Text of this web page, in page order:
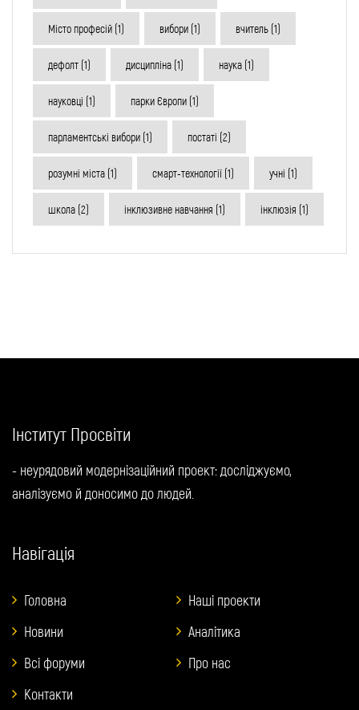
Місто професій (1) вибори (1) вчитель (1)
дефолт (1) дисципліна (1) наука (1)
науковці (1) парки Європи (1)
парламентські вибори (1) постаті (2)
розумні міста (1) смарт-технології (1) учні (1)
школа (2) інклюзивне навчання (1) інклюзія (1)
Інститут Просвіти
- неурядовий модернізаційний проект: досліджуємо,
аналізуємо й доносимо до людей.
Навігація
Головна
Наші проекти
Новини
Аналітика
Всі форуми
Про нас
Контакти